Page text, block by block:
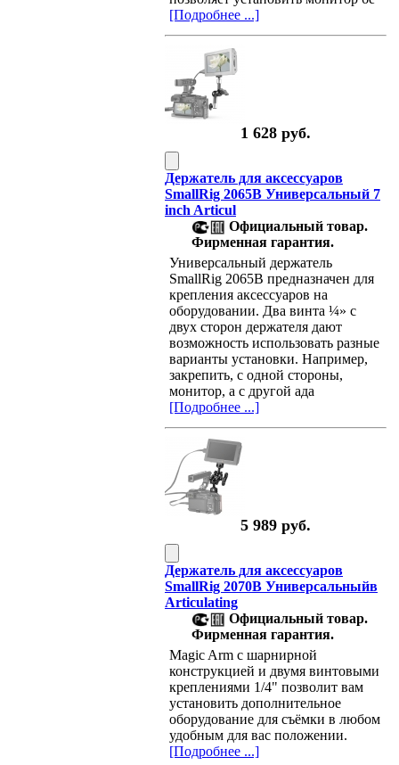
[Подробнее ...]
1 628 руб.
Держатель для аксессуаров
SmallRig 2065B Универсальный 7
inch Articul
Официальный товар.
Фирменная гарантия.
Универсальный держатель
SmallRig 2065B предназначен для
крепления аксессуаров на
оборудовании. Два винта ¼» с
двух сторон держателя дают
возможность использовать разные
варианты установки. Например,
закрепить, с одной стороны,
монитор, а с другой ада
[Подробнее ...]
5 989 руб.
Держатель для аксессуаров
SmallRig 2070B Универсальныйв
Articulating
Официальный товар.
Фирменная гарантия.
Magic Arm с шарнирной
конструкцией и двумя винтовыми
креплениями 1/4" позволит вам
установить дополнительное
оборудование для съёмки в любом
удобным для вас положении.
[Подробнее ...]